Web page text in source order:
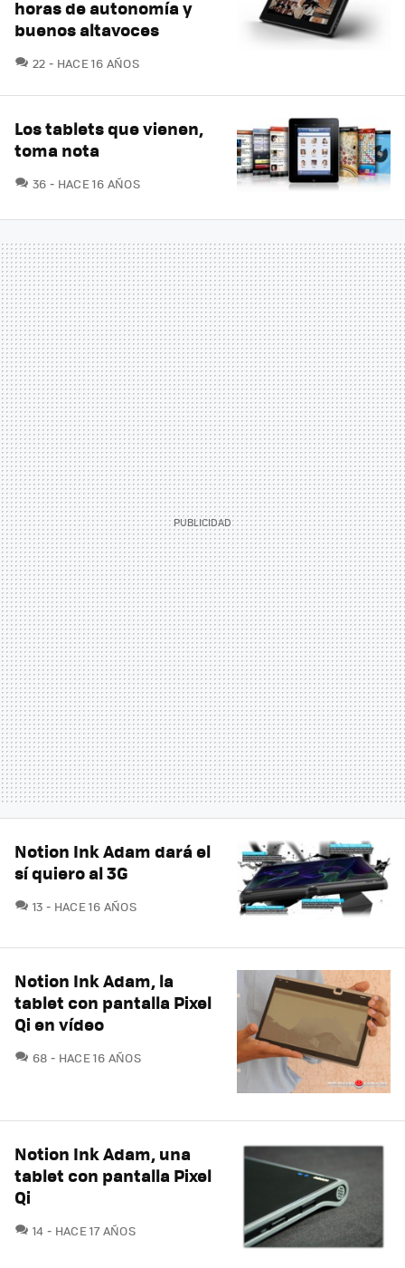
horas de autonomía y
buenos altavoces
22 COMENTARIOS
HACE 16 AÑOS
Los tablets que vienen,
toma nota
36 COMENTARIOS
HACE 16 AÑOS
Notion Ink Adam dará el
sí quiero al 3G
13 COMENTARIOS
HACE 16 AÑOS
Notion Ink Adam, la
tablet con pantalla Pixel
Qi en vídeo
68 COMENTARIOS
HACE 16 AÑOS
Notion Ink Adam, una
tablet con pantalla Pixel
Qi
14 COMENTARIOS
HACE 17 AÑOS